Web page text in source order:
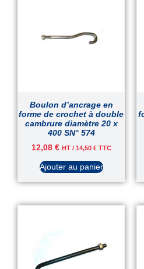
Boulon d’ancrage en
forme de crochet à double
cambrure diamètre 20 x
400 SN° 574
12,08 € HT / 14,50 €TTC
Ajouter au panier